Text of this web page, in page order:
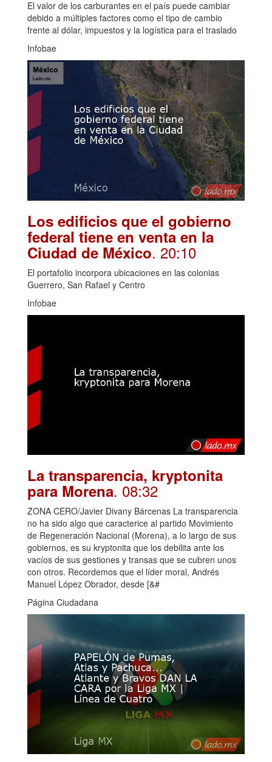
El valor de los carburantes en el país puede cambiar
debido a múltiples factores como el tipo de cambio
frente al dólar, impuestos y la logística para el traslado
Infobae
Los edificios que el gobierno
federal tiene en venta en la
Ciudad de México. 20:10
El portafolio incorpora ubicaciones en las colonias
Guerrero, San Rafael y Centro
Infobae
La transparencia, kryptonita
para Morena. 08:32
ZONA CERO/Javier Divany Bárcenas La transparencia
no ha sido algo que caracterice al partido Movimiento
de Regeneración Nacional (Morena), a lo largo de sus
gobiernos, es su kryptonita que los debilita ante los
vacíos de sus gestiones y transas que se cubren unos
con otros. Recordemos que el líder moral, Andrés
Manuel López Obrador, desde [&#
Página Ciudadana